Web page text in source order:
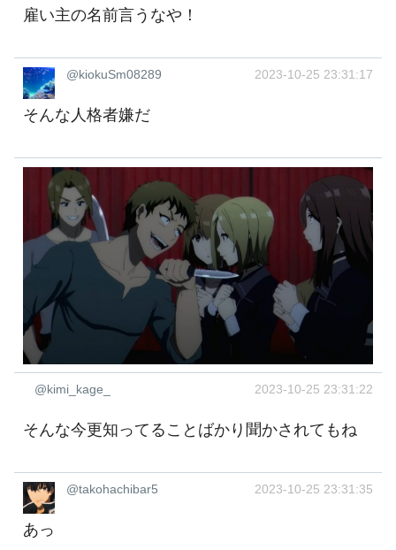
雇い主の名前言うなや！
@kiokuSm08289 2023-10-25 23:31:17
そんな人格者嫌だ
@kimi_kage_ 2023-10-25 23:31:22
そんな今更知ってることばかり聞かされてもね
@takohachibar5 2023-10-25 23:31:35
あっ